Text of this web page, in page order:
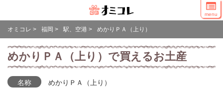
menu
オミコレ > 福岡 > 駅、空港 > めかりＰＡ（上り）
めかりＰＡ（上り）で買えるお土産
名称 めかりＰＡ（上り）